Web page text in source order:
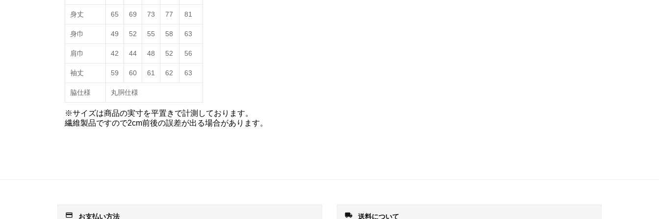
身丈 65 69 73 77 81
身巾 49 52 55 58 63
肩巾 42 44 48 52 56
袖丈 59 60 61 62 63
脇仕様 丸胴仕様
※サイズは商品の実寸を平置きで計測しております。
繊維製品ですので2cm前後の誤差が出る場合があります。
payment お支払い方法 local_shipping 送料について